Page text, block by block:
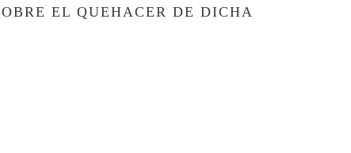
EL QUEHACER DE DICHA